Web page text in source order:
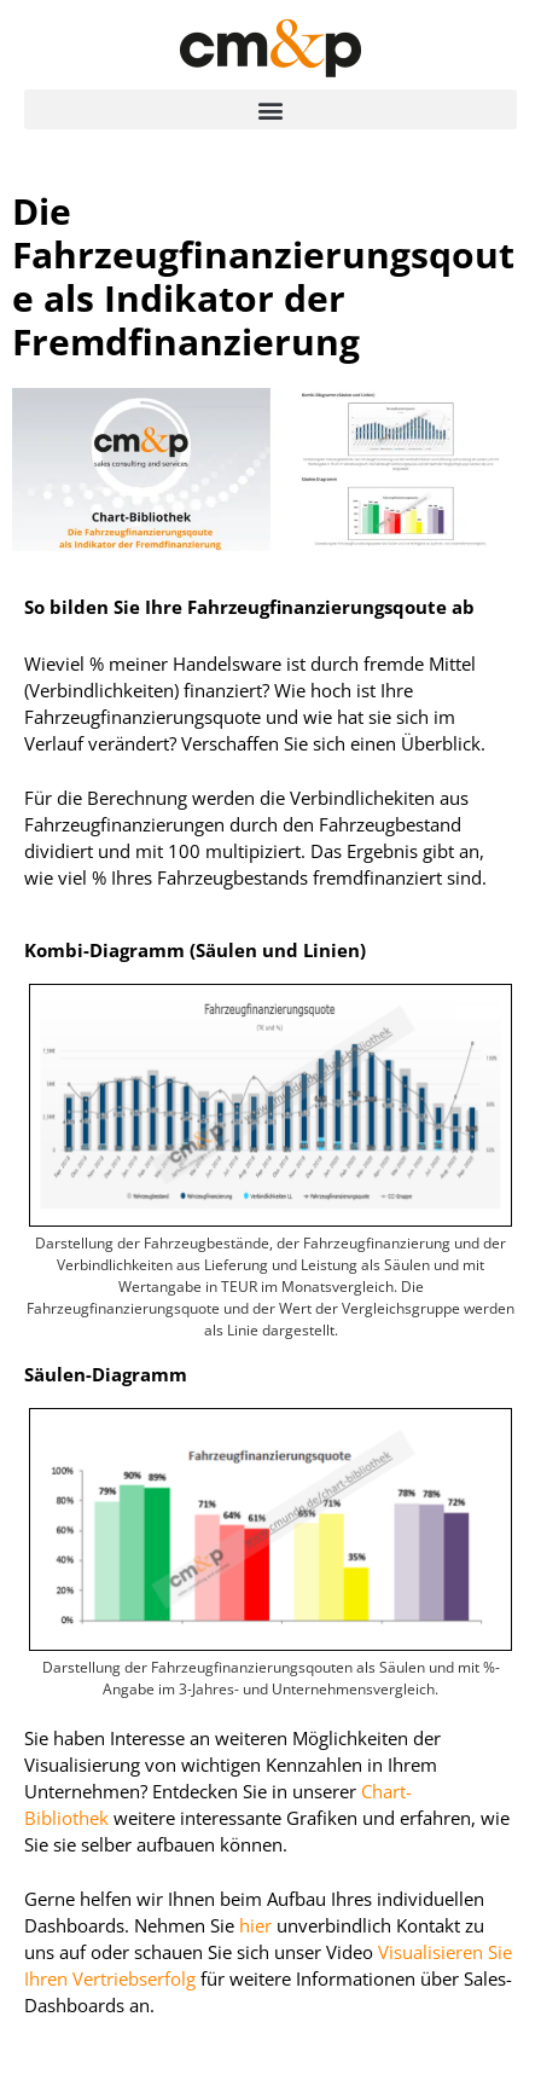
Die
Fahrzeugfinanzierungsqout
e als Indikator der
Fremdfinanzierung
So bilden Sie Ihre Fahrzeugfinanzierungsqoute ab
Wieviel % meiner Handelsware ist durch fremde Mittel
(Verbindlichkeiten) finanziert? Wie hoch ist Ihre
Fahrzeugfinanzierungsquote und wie hat sie sich im
Verlauf verändert? Verschaffen Sie sich einen Überblick.
Für die Berechnung werden die Verbindlichekiten aus
Fahrzeugfinanzierungen durch den Fahrzeugbestand
dividiert und mit 100 multipiziert. Das Ergebnis gibt an,
wie viel % Ihres Fahrzeugbestands fremdfinanziert sind.
Kombi-Diagramm (Säulen und Linien)
Darstellung der Fahrzeugbestände, der Fahrzeugfinanzierung und der
Verbindlichkeiten aus Lieferung und Leistung als Säulen und mit
Wertangabe in TEUR im Monatsvergleich. Die
Fahrzeugfinanzierungsquote und der Wert der Vergleichsgruppe werden
als Linie dargestellt.
Säulen-Diagramm
Darstellung der Fahrzeugfinanzierungsqouten als Säulen und mit %-
Angabe im 3-Jahres- und Unternehmensvergleich.
Sie haben Interesse an weiteren Möglichkeiten der
Visualisierung von wichtigen Kennzahlen in Ihrem
Unternehmen? Entdecken Sie in unserer Chart-
Bibliothek weitere interessante Grafiken und erfahren, wie
Sie sie selber aufbauen können.
Gerne helfen wir Ihnen beim Aufbau Ihres individuellen
Dashboards. Nehmen Sie hier unverbindlich Kontakt zu
uns auf oder schauen Sie sich unser Video Visualisieren Sie
Ihren Vertriebserfolg für weitere Informationen über Sales-
Dashboards an.